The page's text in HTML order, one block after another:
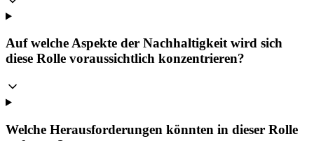
Auf welche Aspekte der Nachhaltigkeit wird sich
diese Rolle voraussichtlich konzentrieren?
Welche Herausforderungen könnten in dieser Rolle